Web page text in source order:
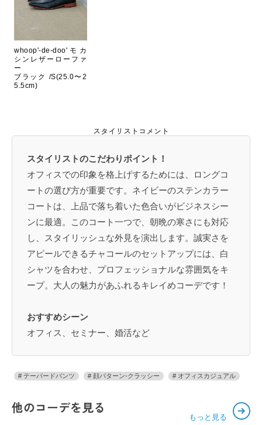
whoop'-de-doo'モカ
シンレザーローファ
ー
ブラック /S(25.0〜2
5.5cm)
スタイリストコメント
スタイリストのこだわりポイント！
オフィスでの印象を格上げするためには、ロングコ
ートの選び方が重要です。ネイビーのステンカラー
コートは、上品で落ち着いた色合いがビジネスシー
ンに最適。このコート一つで、朝晩の寒さにも対応
し、スタイリッシュな外見を演出します。誠実さを
アピールできるチャコールのセットアップには、白
シャツを合わせ、プロフェッショナルな雰囲気をキ
ープ。大人の魅力があふれるキレイめコーデです！
おすすめシーン
オフィス、セミナー、婚活など
テーパードパンツ 顔パターン-クラッシー オフィスカジュアル
他のコーデを見る
もっと見る